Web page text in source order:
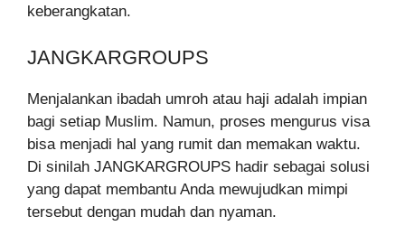
keberangkatan.
JANGKARGROUPS
Menjalankan ibadah umroh atau haji adalah impian
bagi setiap Muslim. Namun, proses mengurus visa
bisa menjadi hal yang rumit dan memakan waktu.
Di sinilah JANGKARGROUPS hadir sebagai solusi
yang dapat membantu Anda mewujudkan mimpi
tersebut dengan mudah dan nyaman.